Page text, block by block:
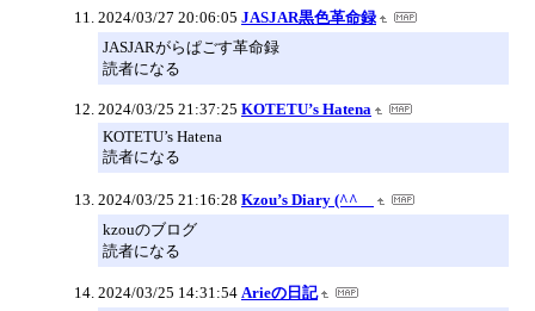
2024/03/27 20:06:05 JASJAR黒色革命録
JASJARがらぱごす革命録
読者になる
2024/03/25 21:37:25 KOTETU’s Hatena
KOTETU’s Hatena
読者になる
2024/03/25 21:16:28 Kzou’s Diary (^^ゞ
kzouのブログ
読者になる
2024/03/25 14:31:54 Arieの日記